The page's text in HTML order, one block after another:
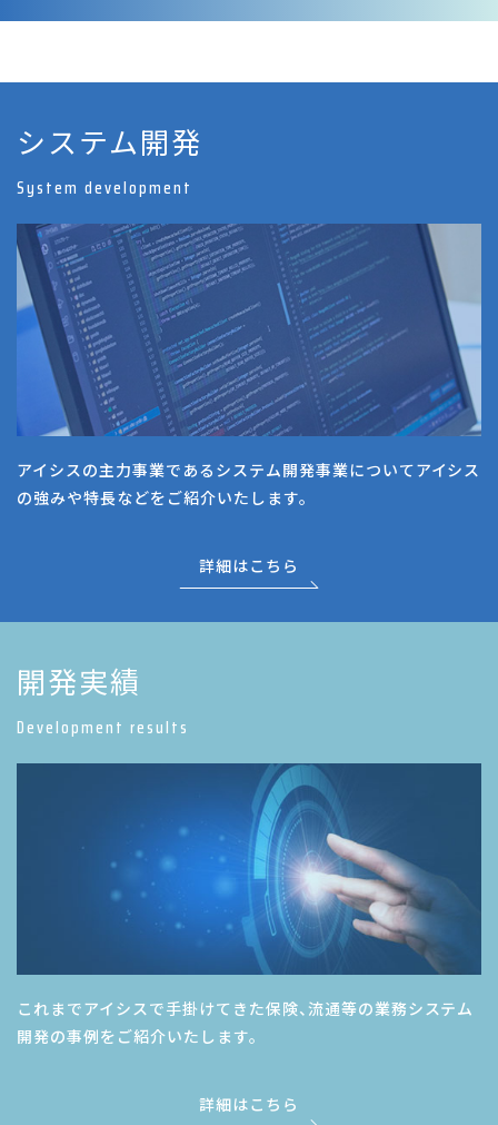
システム開発
System development
アイシスの主力事業であるシステム開発事業についてアイシス
の強みや特長などをご紹介いたします。
詳細はこちら
開発実績
Development results
これまでアイシスで手掛けてきた保険、流通等の業務システム
開発の事例をご紹介いたします。
詳細はこちら